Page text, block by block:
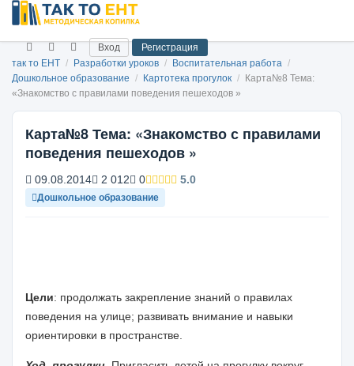
Вход
Регистрация
так то ЕНТ / Разработки уроков / Воспитательная работа /
Дошкольное образование / Картотека прогулок /
Карта№8 Тема:
«Знакомство с правилами поведения пешеходов »
Карта№8 Тема: «Знакомство с правилами
поведения пешеходов »
09.08.2014 2 012 0 5.0
Дошкольное образование
Цели: продолжать закрепление знаний о правилах
поведения на улице; развивать внимание и навыки
ориентировки в пространстве.